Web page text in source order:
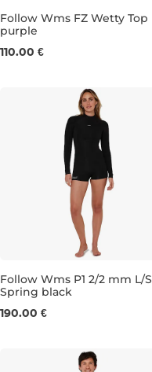
XS S
Follow Wms FZ Wetty Top
purple
110.00 €
XS S
Follow Wms P1 2/2 mm L/S
Spring black
190.00 €